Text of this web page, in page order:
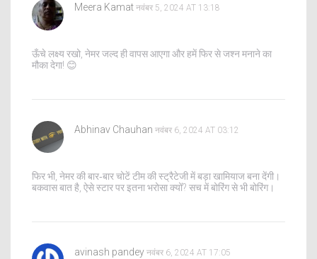
Meera Kamat नवंबर 5, 2024 AT 13:18
ऊँचे लक्ष्य रखो, नेमर जल्द ही वापस आएगा और हमें फिर से जश्न मनाने का
मौका देगा! 😊
Abhinav Chauhan नवंबर 6, 2024 AT 03:12
फिर भी, नेमर की बार‑बार चोटें टीम की स्ट्रैटेजी में बड़ा खामियाज बना देंगी।
बकवास बात है, ऐसे स्टार पर इतना भरोसा क्यों? सच में बोरिंग से भी बोरिंग।
avinash pandey नवंबर 6, 2024 AT 17:05